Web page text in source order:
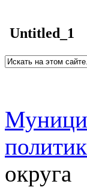
Untitled_1
округа